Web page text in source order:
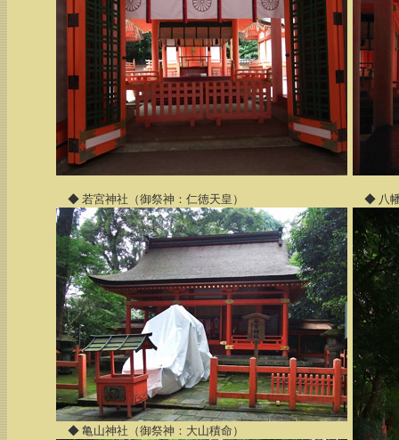
◆ 若宮神社（御祭神：仁徳天皇） ◆ 八幡
◆ 亀山神社（御祭神：大山積命）